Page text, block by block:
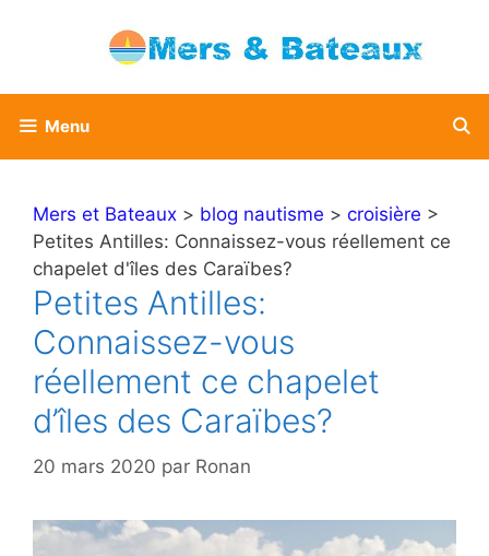
Menu
Mers et Bateaux > blog nautisme > croisière >
Petites Antilles: Connaissez-vous réellement ce
chapelet d'îles des Caraïbes?
Petites Antilles:
Connaissez-vous
réellement ce chapelet
d’îles des Caraïbes?
20 mars 2020 par Ronan